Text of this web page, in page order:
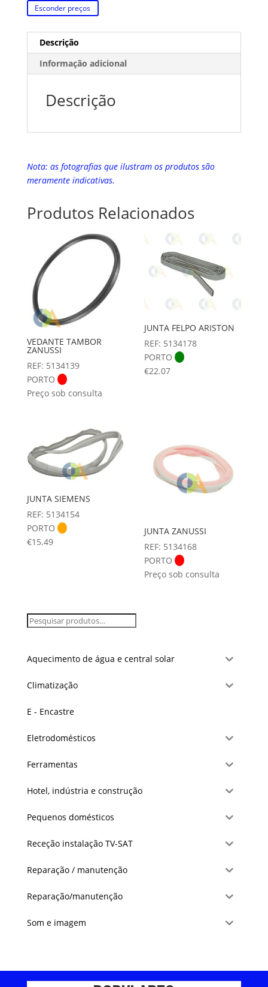
Esconder preços
Descrição
Informação adicional
Descrição
Nota: as fotografias que ilustram os produtos são
meramente indicativas.
Produtos Relacionados
VEDANTE TAMBOR
ZANUSSI
REF: 5134139
PORTO
Preço sob consulta
JUNTA FELPO ARISTON
REF: 5134178
PORTO
€22.07
JUNTA SIEMENS
REF: 5134154
PORTO
€15.49
JUNTA ZANUSSI
REF: 5134168
PORTO
Preço sob consulta
Aquecimento de água e central solar
Climatização
E - Encastre
Eletrodomésticos
Ferramentas
Hotel, indústria e construção
Pequenos domésticos
Receção instalação TV-SAT
Reparação / manutenção
Reparação/manutenção
Som e imagem